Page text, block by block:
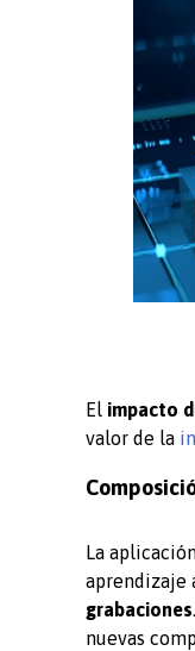
El impacto
valor de la
La
aprendizaje
grabaciones
nuevas